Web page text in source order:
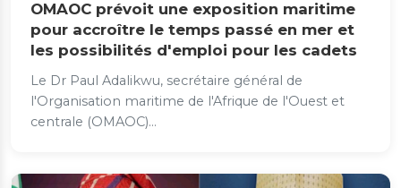
OMAOC prévoit une exposition maritime
pour accroître le temps passé en mer et
les possibilités d'emploi pour les cadets
Le Dr Paul Adalikwu, secrétaire général de
l'Organisation maritime de l'Afrique de l'Ouest et
centrale (OMAOC)...